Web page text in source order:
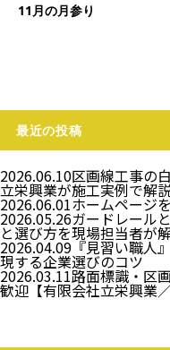
11月の月参り
最近の投稿
2026.06.10区画線工事の
立栄興業が施工実例で解
2026.06.01ホームページ
2026.05.26ガードレール
と選び方を現場担当者が
2026.04.09『見習い職人
現する企業選びのコツ
2026.03.11路面標識・区
歓迎【有限会社立栄興業